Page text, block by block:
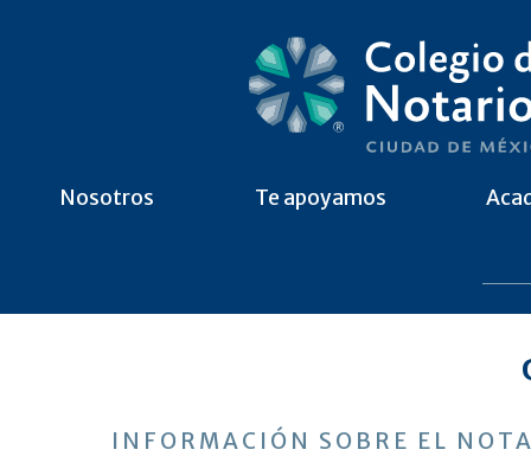
Nosotros Te apoyamos
INFORMACIÓN SOBRE EL